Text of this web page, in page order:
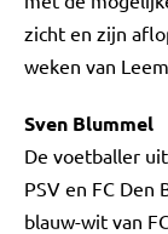
zicht en zijn
weken van
Sven Blummel
De voetballer
PSV en FC Den
blauw-wit van